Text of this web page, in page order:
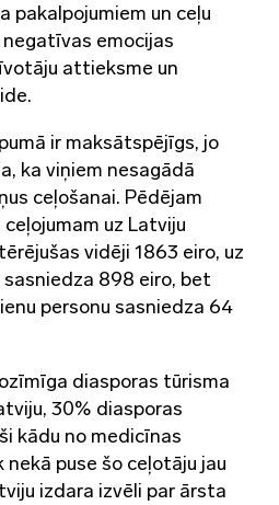
pakalpojumiem un ceļu
emocijas
attieksme un
ir maksātspējīgs, jo
ka viņiem nesagādā
ceļošanai. Pēdējam
uz Latviju
vidēji 1863 eiro, uz
898 eiro, bet
personu sasniedza 64
diasporas tūrisma
30% diasporas
kādu no medicīnas
nekā puse šo ceļotāju jau
izdara izvēli par ārsta